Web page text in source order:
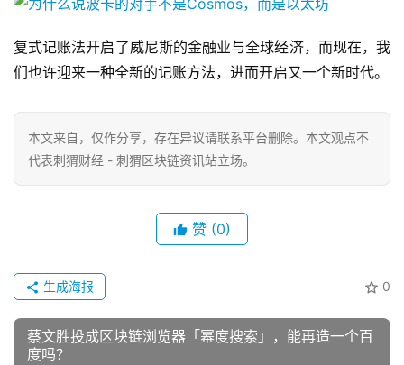
复式记账法开启了威尼斯的金融业与全球经济，而现在，我
们也许迎来一种全新的记账方法，进而开启又一个新时代。
本文来自 ，仅作分享，存在异议请联系平台删除。本文观点不
代表刺猬财经 - 刺猬区块链资讯站立场。
赞 (0)
0
生成海报
蔡文胜投成区块链浏览器「幂度搜索」，能再造一个百
度吗？